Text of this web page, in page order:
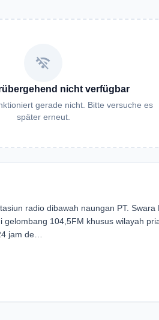
wifi_off
nicht verfügbar
gerade nicht. Bitte versuche es
später erneut.
radio dibawah naungan PT.
104,5FM khusus wilayah
jam de…